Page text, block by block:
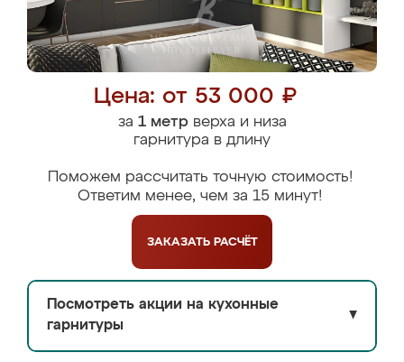
Цена: от 53 000 ₽
за 1 метрверха и низа
гарнитура в длину
Поможем рассчитать точную стоимость!
Ответим менее, чем за 15 минут!
ЗАКАЗАТЬ РАСЧЁТ
Посмотреть акции на кухонные
гарнитуры
▼